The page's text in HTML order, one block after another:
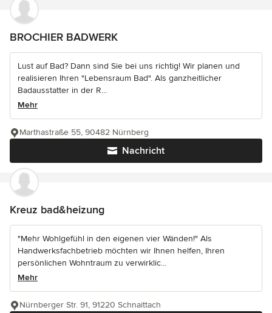
BROCHIER BADWERK
Lust auf Bad? Dann sind Sie bei uns richtig! Wir planen und
realisieren Ihren "Lebensraum Bad". Als ganzheitlicher
Badausstatter in der R...
Mehr
Nachricht
Marthastraße 55, 90482 Nürnberg
Kreuz bad&heizung
"Mehr Wohlgefühl in den eigenen vier Wänden!" Als
Handwerksfachbetrieb möchten wir Ihnen helfen, Ihren
persönlichen Wohntraum zu verwirklic...
Mehr
Nürnberger Str. 91, 91220 Schnaittach